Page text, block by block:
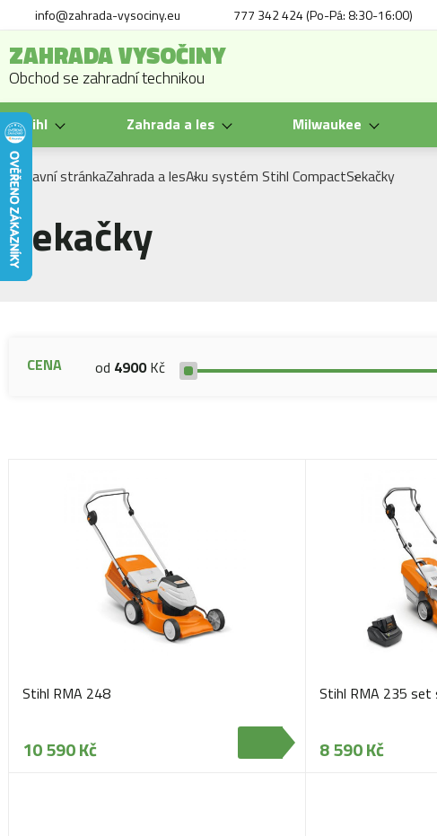
info@zahrada-vysociny.eu 777 342 424 (Po-Pá: 8:30-16:00)
ZAHRADA VYSOČINY
Obchod se zahradní technikou
Stihl Zahrada a les Milwaukee
Hlavní stránkaZahrada a lesAku systém Stihl CompactSekačky
Sekačky
CENA od 4900Kč
Stihl RMA 248
10 590 Kč
Stihl RMA 235 set
8 590 Kč